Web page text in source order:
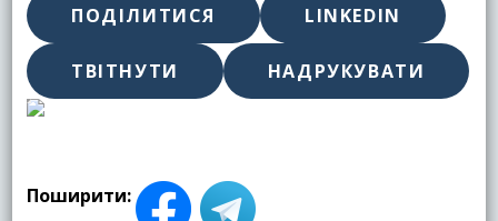
ПОДІЛИТИСЯ LINKEDIN
ТВІТНУТИ НАДРУКУВАТИ
Поширити: